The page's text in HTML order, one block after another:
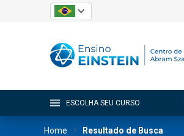
ESCOLHA SEU CURSO
Home Resultado de Busca